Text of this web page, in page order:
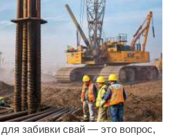
забивки свай — это вопрос,